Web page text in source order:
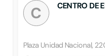
C CENTRO DE
Plaza Unidad Nacional,